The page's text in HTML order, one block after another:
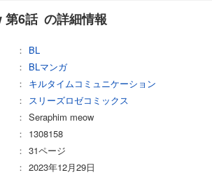
6話 の詳細情報
BL
BLマンガ
キルタイムコミュニケーション
スリーズロゼコミックス
Seraphim meow
1308158
31ページ
2023年12月29日